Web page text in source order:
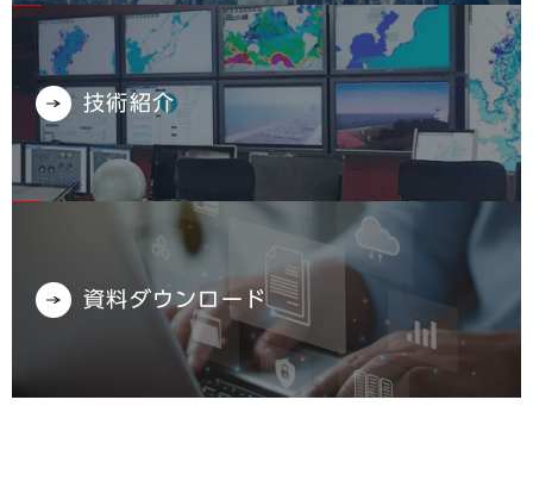
技術紹介
資料ダウンロード